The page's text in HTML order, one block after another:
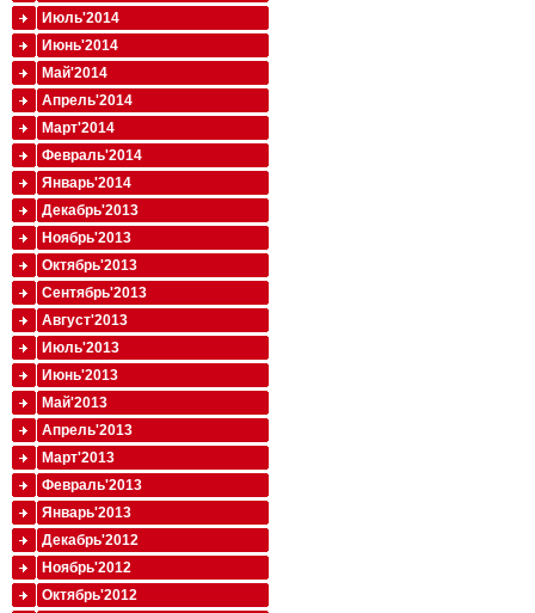
Июль'2014
Июнь'2014
Май'2014
Апрель'2014
Март'2014
Февраль'2014
Январь'2014
Декабрь'2013
Ноябрь'2013
Октябрь'2013
Сентябрь'2013
Август'2013
Июль'2013
Июнь'2013
Май'2013
Апрель'2013
Март'2013
Февраль'2013
Январь'2013
Декабрь'2012
Ноябрь'2012
Октябрь'2012